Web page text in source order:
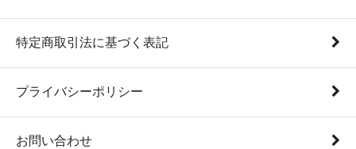
特定商取引法に基づく表記
プライバシーポリシー
お問い合わせ